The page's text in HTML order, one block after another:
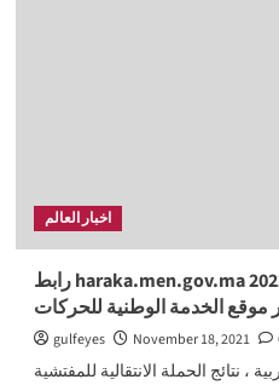
اخبار العالم
رابط haraka.men.gov.ma نتائج الحركة الانتقالية 2021-2022
موقع الخدمة الوطنية للحركات
gulfeyes November 18, 2021
، نتائج الحملة الانتقالية للمفتشية